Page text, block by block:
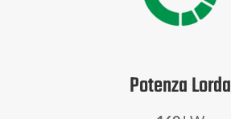
Potenza Lorda